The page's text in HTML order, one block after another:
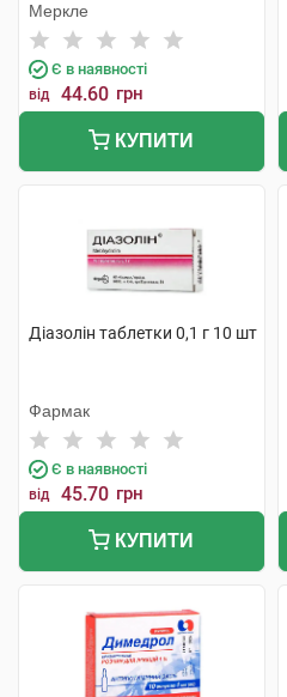
Меркле
Є в наявності
від 44.60 грн
КУПИТИ
Діазолін таблетки 0,1 г 10 шт
Фармак
Є в наявності
від 45.70 грн
КУПИТИ